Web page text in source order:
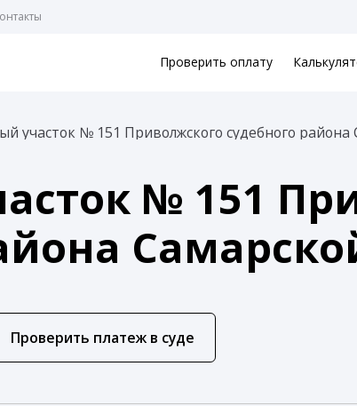
Проверить оплату
участок № 151 Приволжского судебного района
№ 151
Проверить платеж в суде